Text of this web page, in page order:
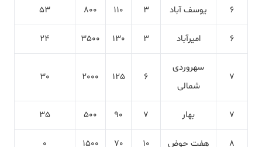
6 یوسف آباد 3
110
800
53
6 امیرآباد 3
130
3500
24
7
سهروردی
شمالی
6
125
2000
30
7 بهار 7
90
500
35
8 هفت حوض 10
70
1500
0